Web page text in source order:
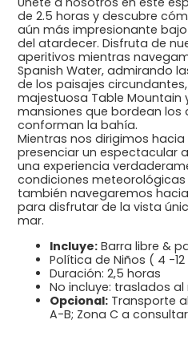
de 2.5 horas y descubre
aún más impresionante
del atardecer. Disfruta de
aperitivos mientras
Spanish Water, admirando
de los paisajes
majestuosa Table Mountain
mansiones que bordean los
conforman la bahía.
Mientras nos dirigimos
presenciar un espectacular
una experiencia
condiciones
también navegaremos
para disfrutar de la vista
mar.
Incluye: Barra libre &
Política de Niños ( 4 -
Duración: 2,5 horas
No incluye: traslados al
Opcional: Transporte
A-B; Zona C a